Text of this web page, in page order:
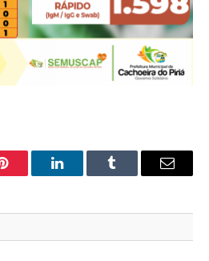
Pinterest LinkedInTumblr
E-